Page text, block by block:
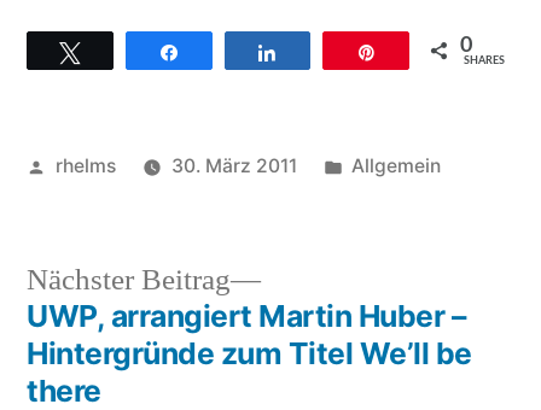
0
SHARES
Veröffentlicht
rhelms 30. März 2011
Veröffentlicht
Allgemein
Beitragsnavigation
Nächster Beitrag
Nächster
Beitrag:
UWP, arrangiert Martin Huber –
Hintergründe zum Titel We’ll be
there